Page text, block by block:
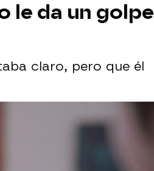
le da un golpe
claro, pero que él